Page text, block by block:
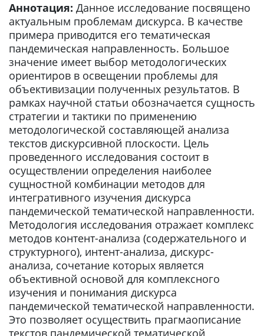
Аннотация: Данное исследование посвящено
актуальным проблемам дискурса. В качестве
примера приводится его тематическая
пандемическая направленность. Большое
значение имеет выбор методологических
ориентиров в освещении проблемы для
объективизации полученных результатов. В
рамках научной статьи обозначается сущность
стратегии и тактики по применению
методологической составляющей анализа
текстов дискурсивной плоскости. Цель
проведенного исследования состоит в
осуществлении определения наиболее
сущностной комбинации методов для
интегративного изучения дискурса
пандемической тематической направленности.
Методология исследования отражает комплекс
методов контент-анализа (содержательного и
структурного), интент-анализа, дискурс-
анализа, сочетание которых является
объективной основой для комплексного
изучения и понимания дискурса
пандемической тематической направленности.
Это позволяет осуществить прагмаописание
текстов пандемической тематической